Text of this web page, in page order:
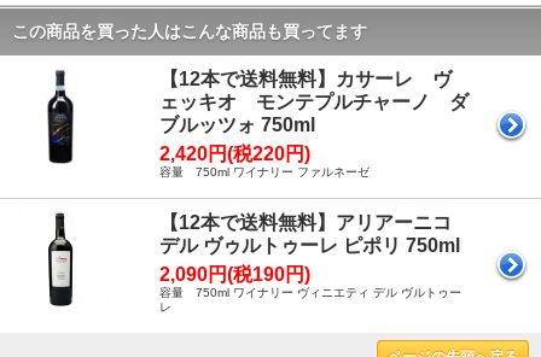
この商品を買った人はこんな商品も買ってます
【12本で送料無料】カサーレ ヴ
ェッキオ モンテプルチャーノ ダ
ブルッツォ 750ml
2,420円(税220円)
容量 750ml ワイナリー ファルネーゼ
【12本で送料無料】アリアーニコ
デル ヴゥルトゥーレ ピポリ 750ml
2,090円(税190円)
容量 750ml ワイナリー ヴィニエティ デル ヴルトゥー
レ